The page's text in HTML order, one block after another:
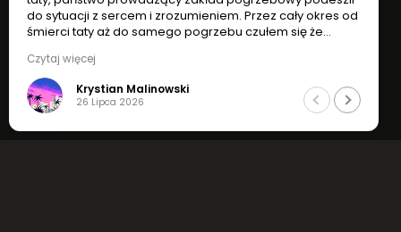
do sytuacji z sercem i zrozumieniem. Przez cały okres od
śmierci taty aż do samego pogrzebu czułem się że
profesjonalizm, zrozumienie i indywidualne podejście do
sytuacji.
Jak najbardziej polecam !
Czytaj więcej
Krystian Malinowski
26 Lipca 2026